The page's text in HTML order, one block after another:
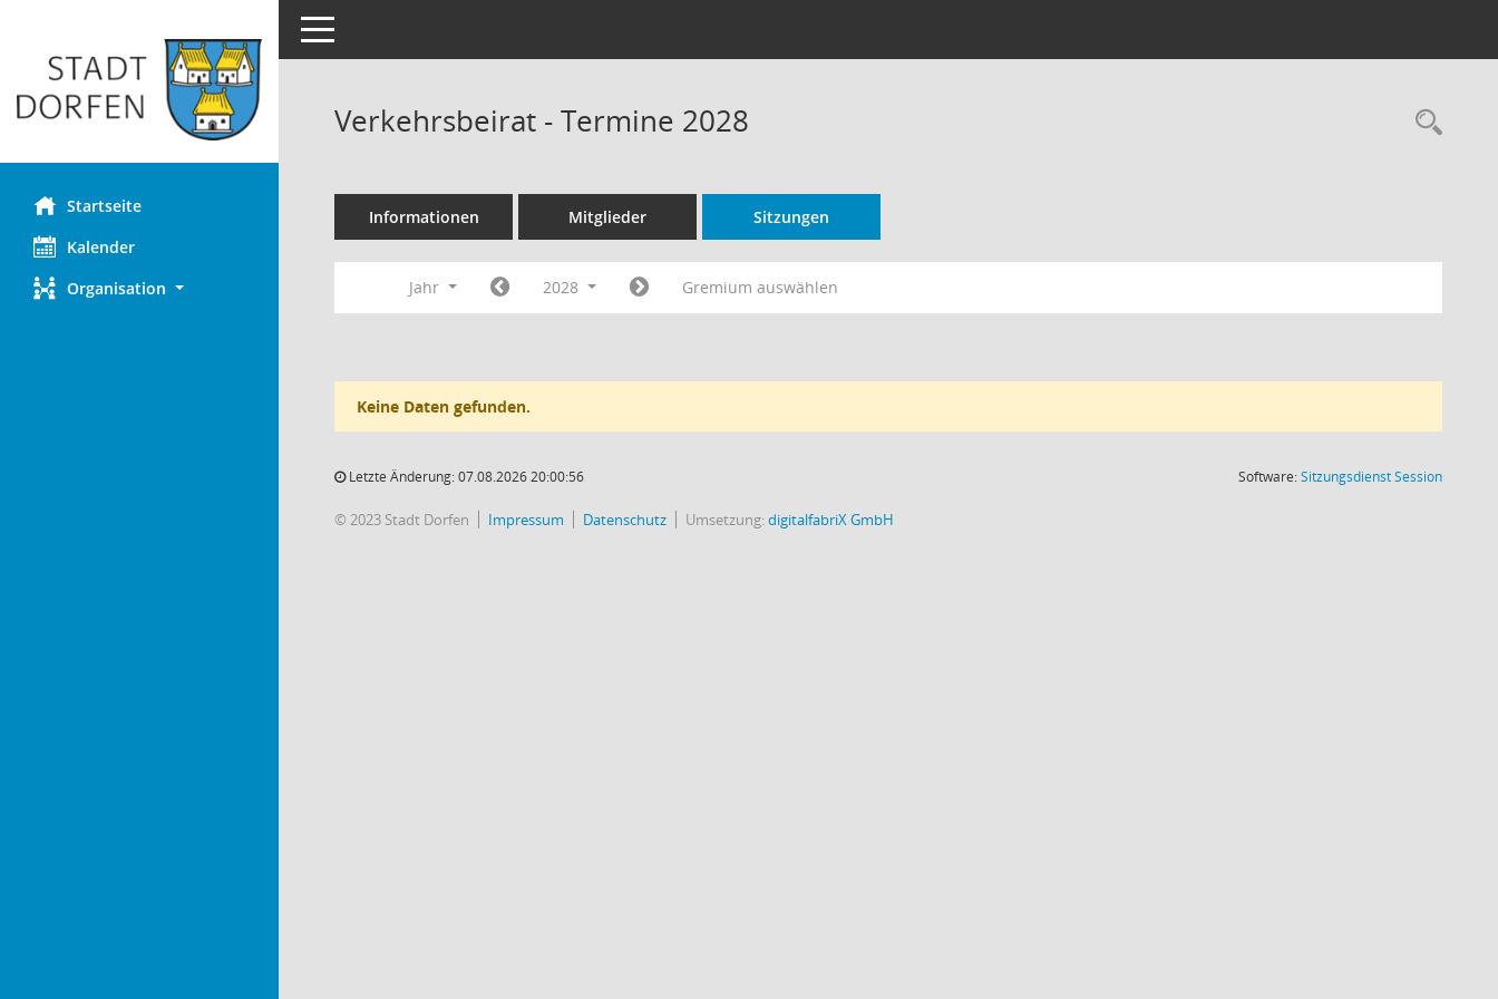
Startseite
Kalender
Organisation
Toggle navigation
Verkehrsbeirat - Termine 2028
Informationen Mitglieder Sitzungen
Jahr 2028 Gremium auswählen
Keine Daten gefunden.
Letzte Änderung: 07.08.2026 20:00:56 Software:SitzungsdienstSession(Wird in
© 2023 Stadt Dorfen Impressum Datenschutz Umsetzung:digitalfabriX GmbH